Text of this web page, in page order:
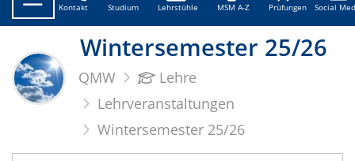
Kontakt Studium Lehrstühle MSM A-Z Prüfungen Social
Wintersemester 25/26
QMW
Lehre
Lehrveranstaltungen
Wintersemester 25/26